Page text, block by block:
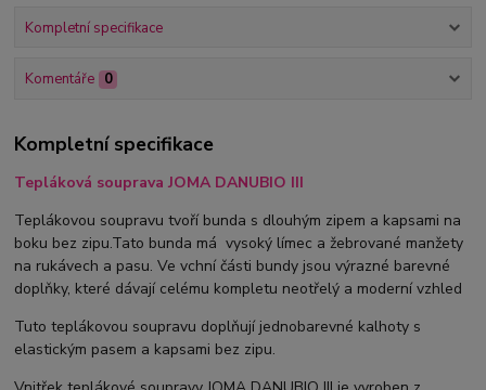
Kompletní specifikace
Komentáře 0
Kompletní specifikace
Tepláková souprava JOMA DANUBIO III
Teplákovou soupravu tvoří bunda s dlouhým zipem a kapsami na
boku bez zipu.Tato bunda má vysoký límec a žebrované manžety
na rukávech a pasu. Ve vchní části bundy jsou výrazné barevné
doplňky, které dávají celému kompletu neotřelý a moderní vzhled
Tuto teplákovou soupravu doplňují jednobarevné kalhoty s
elastickým pasem a kapsami bez zipu.